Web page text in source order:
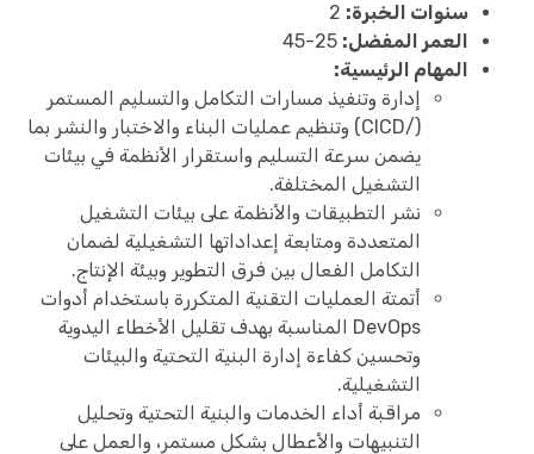
سنوات الخبرة:
العمر المفضل:
المهام الرئيسية:
إدارة وتنفيذ مسارات التكامل والتسليم المستمر
(/CICD) وتنظيم عمليات البناء والاختبار والنشر بما
يضمن سرعة التسليم واستقرار الأنظمة في بيئات
التشغيل المختلفة.
نشر التطبيقات والأنظمة على بيئات التشغيل
المتعددة ومتابعة إعداداتها التشغيلية لضمان
التكامل الفعال بين فرق التطوير وبيئة الإنتاج.
أتمتة العمليات التقنية المتكررة باستخدام أدوات
DevOps المناسبة بهدف تقليل الأخطاء اليدوية
وتحسين كفاءة إدارة البنية التحتية والبيئات
التشغيلية.
مراقبة أداء الخدمات والبنية التحتية وتحليل
التنبيهات والأعطال بشكل مستمر، والعمل على